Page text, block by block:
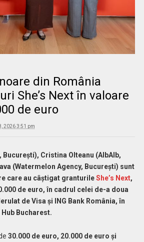
din România
She’s Next în valoare
de euro
2026 3:51 pm
București), Cristina Olteanu (AlbAlb,
(Watermelon Agency, București) sunt
care au câștigat granturileShe’s Next,
de euro, în cadrul celei de-a doua
de Visa și ING Bank România, în
Bucharest.
30.000 de euro, 20.000 de euro și